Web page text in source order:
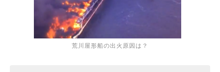
荒川屋形船の出火原因は？